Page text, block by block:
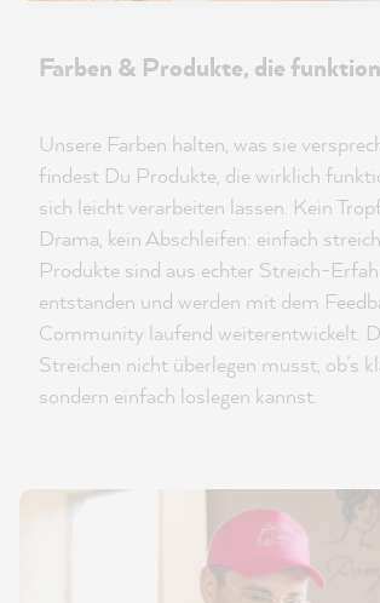
Farben & Produkte, die
Unsere Farben halten, was sie
findest Du Produkte, die wirklich
sich leicht verarbeiten lassen. Kein
Drama, kein Abschleifen: einfach
Produkte sind aus echter Streich-
entstanden und werden mit dem
Community laufend weiterentwickelt.
Streichen nicht überlegen musst, ob’s
sondern einfach loslegen kannst.